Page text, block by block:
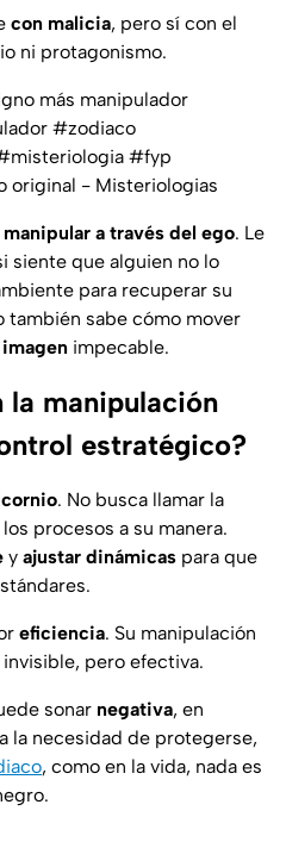
con malicia, pero sí con el
ni protagonismo.
más manipulador
#zodiaco
#fyp
original - Misteriologias
manipular a través del ego. Le
siente que alguien no lo
para recuperar su
también sabe cómo mover
imagen impecable.
la manipulación
estratégico?
. No busca llamar la
procesos a su manera.
y ajustar dinámicas para que
eficiencia. Su manipulación
pero efectiva.
sonar negativa, en
la necesidad de protegerse,
, como en la vida, nada es